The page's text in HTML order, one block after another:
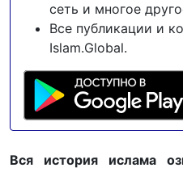
сеть и многое
Все публикации и
Islam.Global.
Вся история ислама